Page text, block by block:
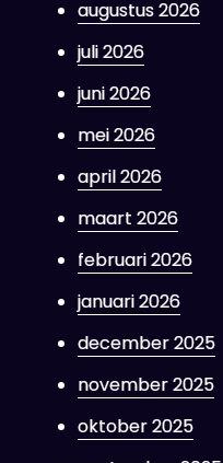
augustus 2026
juli 2026
juni 2026
mei 2026
april 2026
maart 2026
februari 2026
januari 2026
december 2025
november 2025
oktober 2025